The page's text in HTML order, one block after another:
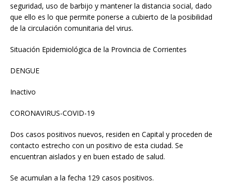
seguridad, uso de barbijo y mantener la distancia social, dado
que ello es lo que permite ponerse a cubierto de la posibilidad
de la circulación comunitaria del virus.
Situación Epidemiológica de la Provincia de Corrientes
DENGUE
Inactivo
CORONAVIRUS-COVID-19
Dos casos positivos nuevos, residen en Capital y proceden de
contacto estrecho con un positivo de esta ciudad. Se
encuentran aislados y en buen estado de salud.
Se acumulan a la fecha 129 casos positivos.